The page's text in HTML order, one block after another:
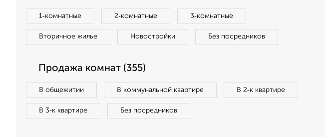
1‑комнатные 2‑комнатные 3‑комнатные
Вторичное жилье Новостройки Без посредников
Продажа комнат (355)
В общежитии В коммунальной квартире В 2‑к квартире
В 3‑к квартире Без посредников